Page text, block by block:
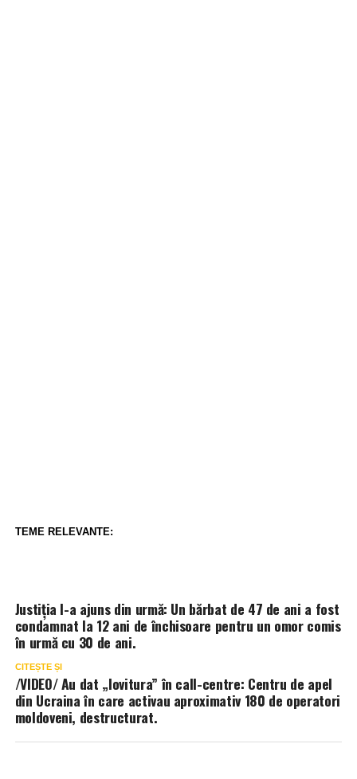
TEME RELEVANTE:
Justiția l-a ajuns din urmă: Un bărbat de 47 de ani a fost
condamnat la 12 ani de închisoare pentru un omor comis
în urmă cu 30 de ani.
CITEȘTE ȘI
/VIDEO/ Au dat „lovitura” în call-centre: Centru de apel
din Ucraina în care activau aproximativ 180 de operatori
moldoveni, destructurat.